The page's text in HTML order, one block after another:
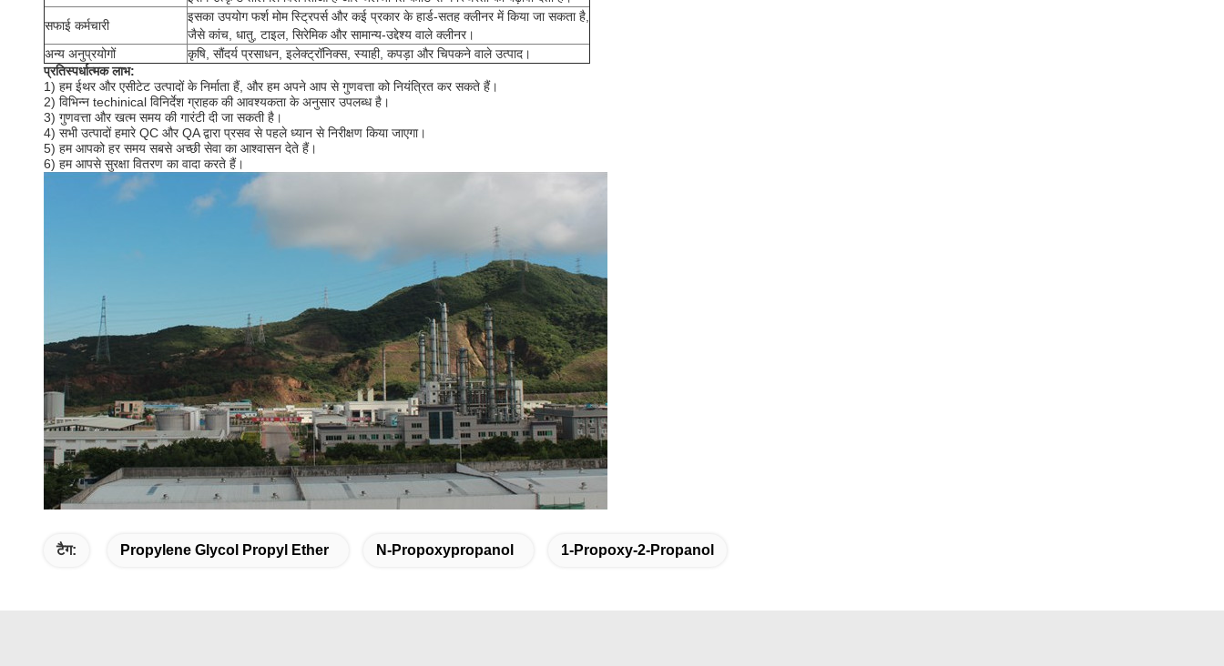
सफाई कर्मचारी
इसका उपयोग फर्श मोम स्ट्रिपर्स और कई प्रकार के हार्ड-सतह क्लीनर में किया जा सकता है,
जैसे कांच, धातु, टाइल, सिरेमिक और सामान्य-उद्देश्य वाले क्लीनर।
अन्य अनुप्रयोगों
कृषि, सौंदर्य प्रसाधन, इलेक्ट्रॉनिक्स, स्याही, कपड़ा और चिपकने वाले उत्पाद।
प्रतिस्पर्धात्मक लाभ:
1) हम ईथर और एसीटेट उत्पादों के निर्माता हैं, और हम अपने आप से गुणवत्ता को नियंत्रित कर सकते हैं।
2) विभिन्न techinical विनिर्देश ग्राहक की आवश्यकता के अनुसार उपलब्ध है।
3) गुणवत्ता और खत्म समय की गारंटी दी जा सकती है।
4) सभी उत्पादों हमारे QC और QA द्वारा प्रसव से पहले ध्यान से निरीक्षण किया जाएगा।
5) हम आपको हर समय सबसे अच्छी सेवा का आश्वासन देते हैं।
6) हम आपसे सुरक्षा वितरण का वादा करते हैं।
टैग: Propylene Glycol Propyl Ether N-Propoxypropanol 1-Propoxy-2-Propanol